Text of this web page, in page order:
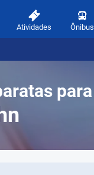
Atividades Ônibus
para